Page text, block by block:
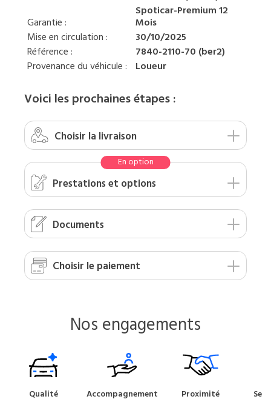
Garantie :
Spoticar-Premium 12
Mois
Mise en circulation :
30/10/2025
Référence :
7840-2110-70 (ber2)
Provenance du véhicule :
Loueur
Voici les prochaines étapes :
Choisir la livraison
Prestationset options
Documents
Choisir le paiement
Nos engagements
Qualité Accompagnement Proximité